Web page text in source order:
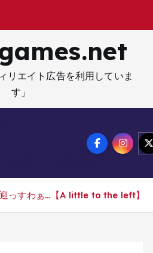
リエイト広告を利用していま
す」
迎っすわぁ…【A little to the left】